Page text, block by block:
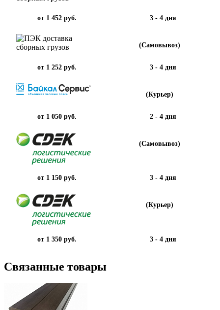
от 1 452 руб. 3 - 4 дня
(Самовывоз)
от 1 252 руб. 3 - 4 дня
(Курьер)
от 1 050 руб. 2 - 4 дня
(Самовывоз)
от 1 150 руб. 3 - 4 дня
(Курьер)
от 1 350 руб. 3 - 4 дня
Связанные товары